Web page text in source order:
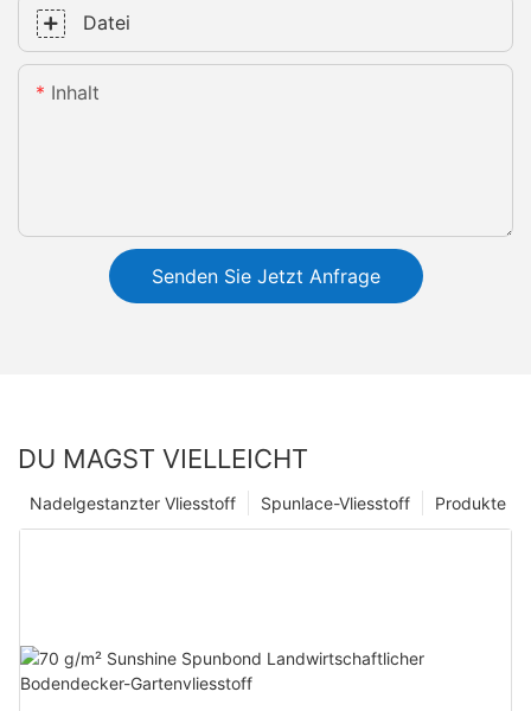
Datei
Inhalt
Senden Sie Jetzt Anfrage
DU MAGST VIELLEICHT
Produkte
Spunlace-Vliesstoff
Nadelgestanzter Vliesstoff